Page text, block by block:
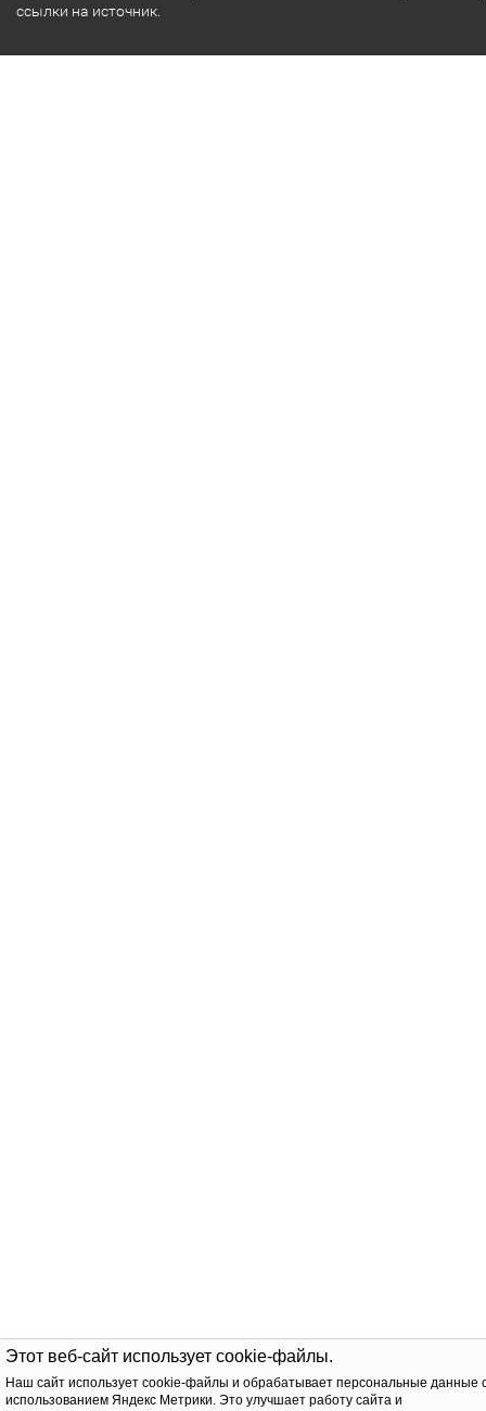
Этот веб-сайт использует cookie-файлы.
Наш сайт использует cookie-файлы и обрабатывает персональные данные
использованием Яндекс Метрики. Это улучшает работу сайта и
ссылки на источник.